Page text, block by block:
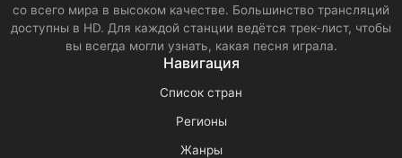
со всего мира в высоком качестве. Большинство трансляций
доступны в HD. Для каждой станции ведётся трек-лист, чтобы
вы всегда могли узнать, какая песня играла.
Навигация
Список стран
Регионы
Жанры